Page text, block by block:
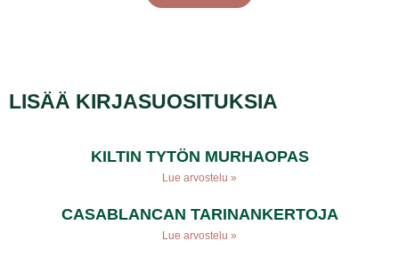
LISÄÄ KIRJASUOSITUKSIA
KILTIN TYTÖN MURHAOPAS
Lue arvostelu »
CASABLANCAN TARINANKERTOJA
Lue arvostelu »